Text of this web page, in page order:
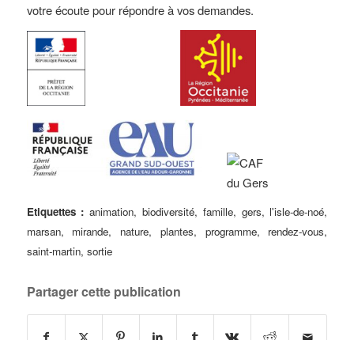
votre écoute pour répondre à vos demandes.
Etiquettes : animation,biodiversité, famille, gers, l'isle-de-noé,
marsan, mirande, nature, plantes, programme, rendez-vous,
saint-martin, sortie
Partager cette publication